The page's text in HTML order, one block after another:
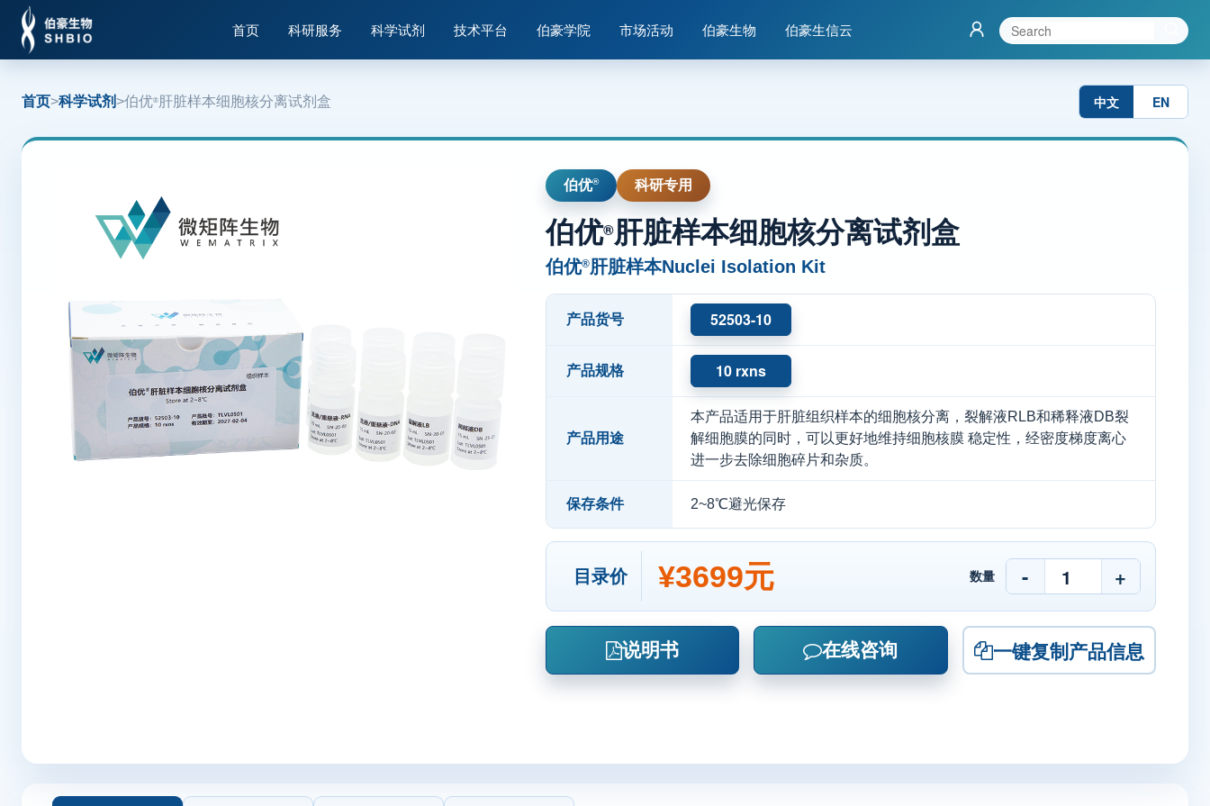
首页 科研服务 科学试剂 技术平台 伯豪学院 市场活动 伯豪生物 伯豪生信云 
首页>科学试剂 >伯优® 肝脏样本细胞核分离试剂盒 中文 EN
伯优® 科研专用
伯优®肝脏样本细胞核分离试剂盒
伯优®肝脏样本Nuclei Isolation Kit
产品货号 52503-10
产品规格 10 rxns
产品用途
本产品适用于肝脏组织样本的细胞核分离，裂解液RLB和稀释液DB裂
解细胞膜的同时，可以更好地维持细胞核膜 稳定性，经密度梯度离心
进一步去除细胞碎片和杂质。
保存条件 2~8℃避光保存
目录价 ¥3699元 数量 - +
说明书 在线咨询 一键复制产品信息